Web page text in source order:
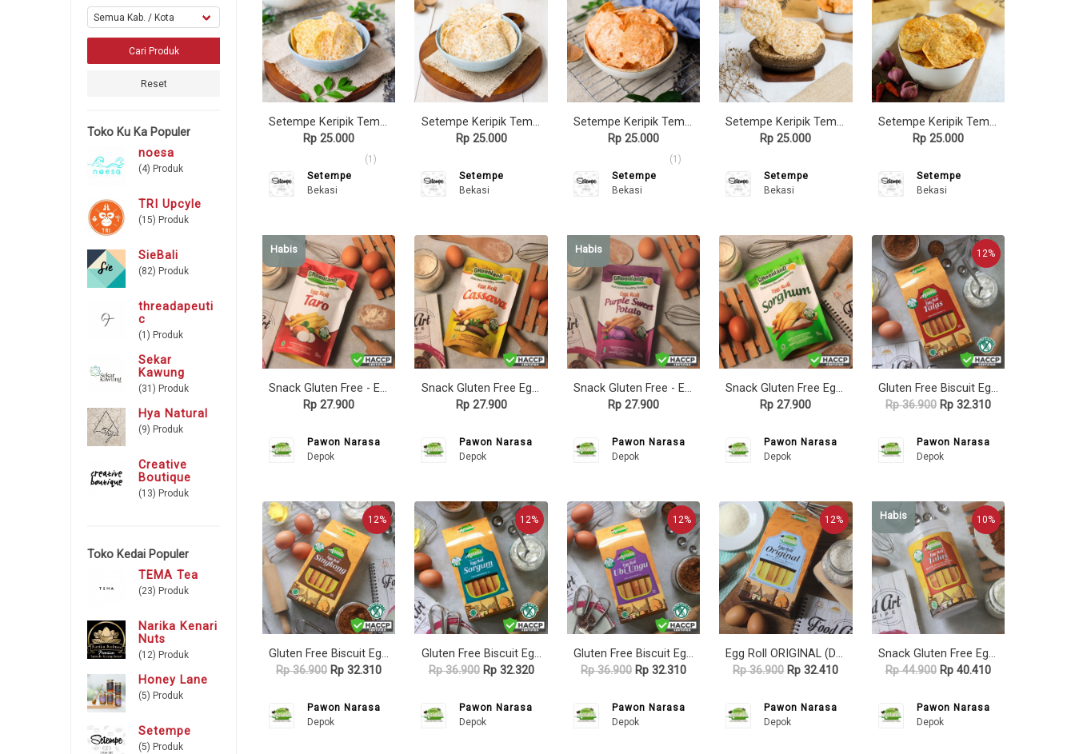
Reset
Toko Ku Ka Populer
noesa
(4) Produk
TRI Upcyle
(15) Produk
SieBali
(82) Produk
threadapeuti
c
(1) Produk
Sekar
Kawung
(31) Produk
Hya Natural
(9) Produk
Creative
Boutique
(13) Produk
Toko Kedai Populer
TEMA Tea
(23) Produk
Narika Kenari
Nuts
(12) Produk
Honey Lane
(5) Produk
Setempe
(5) Produk
Setempe Keripik Tempe Rasa Soto Ayam
Rp 25.000
(1)
Setempe
Bekasi
Setempe Keripik Tempe Rasa Sate Ayam
Rp 25.000
Setempe
Bekasi
Setempe Keripik Tempe Rasa Dendeng Balado
Rp 25.000
(1)
Setempe
Bekasi
Setempe Keripik Tempe Original
Rp 25.000
Setempe
Bekasi
Setempe Keripik Tempe Rasa Ayam Taliwang
Rp 25.000
Setempe
Bekasi
Habis
Snack Gluten Free - Egg Roll TALAS (Pouch) - Pawon Narasa
Rp 27.900
Pawon Narasa
Depok
Snack Gluten Free Egg Roll SINGKONG (Pouch) - Pawon Narasa
Rp 27.900
Pawon Narasa
Depok
Habis
Snack Gluten Free - Egg Roll UBI UNGU (Pouch) - Pawon Narasa
Rp 27.900
Pawon Narasa
Depok
Snack Gluten Free Egg Roll SORGUM (Pouch)-Pawon Narasa
Rp 27.900
Pawon Narasa
Depok
12%
Gluten Free Biscuit Egg Roll TALAS - Dus - Pawon Narasa
Rp 36.900Rp 32.310
Pawon Narasa
Depok
12%
Gluten Free Biscuit Egg Roll SINGKONG - Dus - Pawon Narasa
Rp 36.900 Rp 32.310
Pawon Narasa
Depok
12%
Gluten Free Biscuit Egg Roll SORGUM - Dus - Pawon Narasa
Rp 36.900Rp 32.320
Pawon Narasa
Depok
12%
Gluten Free Biscuit Egg Roll UBI UNGU -Dus - Pawon Narasa
Rp 36.900Rp 32.310
Pawon Narasa
Depok
12%
Egg Roll ORIGINAL (Dus) - Pawon Narasa
Rp 36.900Rp 32.410
Pawon Narasa
Depok
10%
Habis
Snack Gluten Free Egg Roll TALAS - Toples - Pawon Narasa
Rp 44.900Rp 40.410
Pawon Narasa
Depok